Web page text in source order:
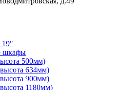
шкафы
500мм)
634мм)
900мм)
1180мм)